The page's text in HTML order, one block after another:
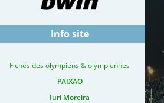
Info site
Fiches des olympiens & olympiennes
PAIXAO
Iuri Moreira